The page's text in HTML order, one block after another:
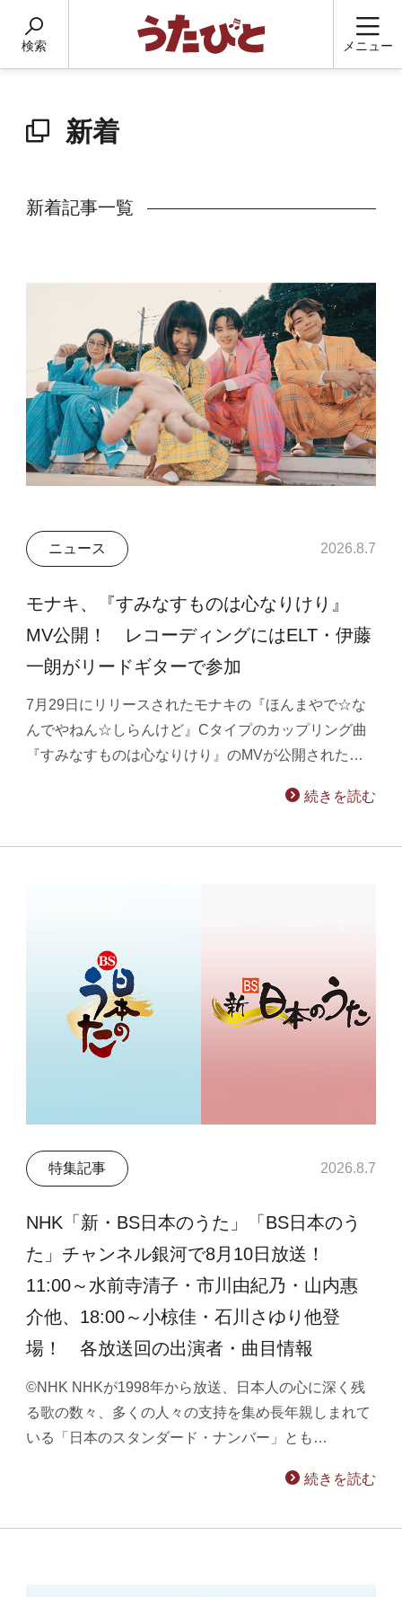
検索 メニュー
新着
新着記事一覧
ニュース 2026.8.7
モナキ、『すみなすものは心なりけり』
MV公開！ レコーディングにはELT・伊藤
一朗がリードギターで参加
7月29日にリリースされたモナキの『ほんまやで☆な
んでやねん☆しらんけど』Cタイプのカップリング曲
『すみなすものは心なりけり』のMVが公開された…
続きを読む
特集記事 2026.8.7
NHK「新・BS日本のうた」「BS日本のう
た」チャンネル銀河で8月10日放送！
11:00～水前寺清子・市川由紀乃・山内惠
介他、18:00～小椋佳・石川さゆり他登
場！ 各放送回の出演者・曲目情報
©NHK NHKが1998年から放送、日本人の心に深く残
る歌の数々、多くの人々の支持を集め長年親しまれて
いる「日本のスタンダード・ナンバー」とも…
続きを読む